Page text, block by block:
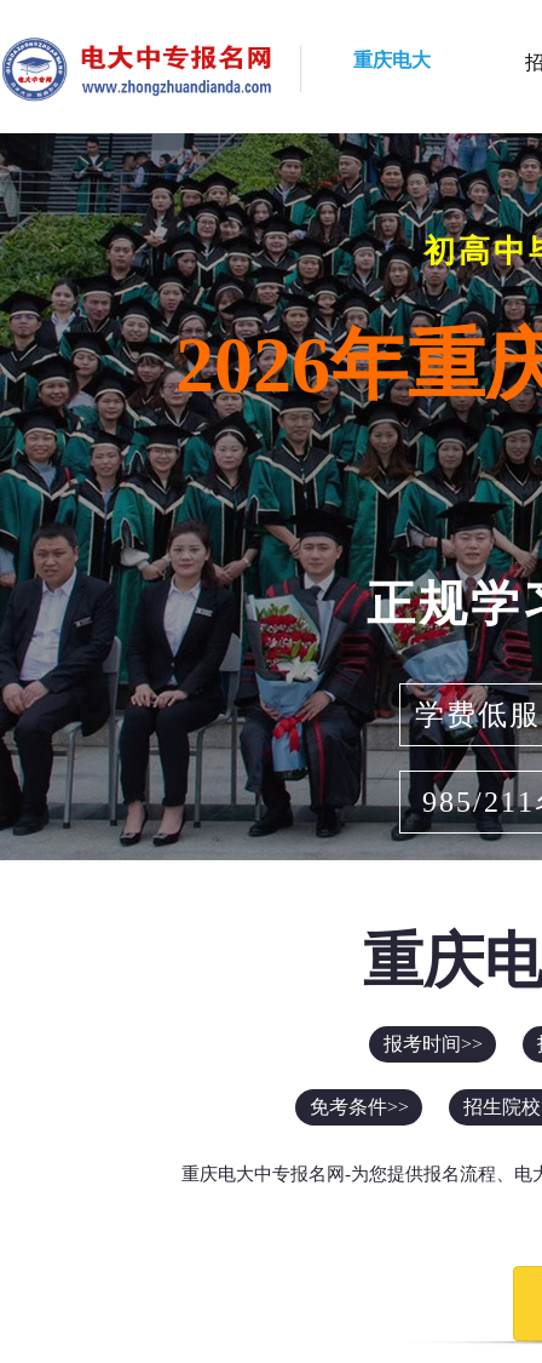
重庆电大
初高中
2026年重
正规学
学费低
985/211
重庆
报考时间>>
免考条件>> 招生院
重庆电大中专报名网-为您提供报名流程、